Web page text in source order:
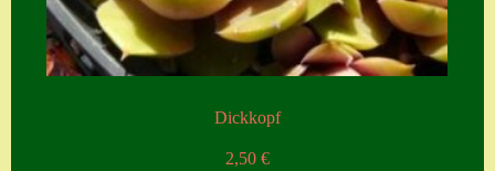
Dickkopf
2,50 €